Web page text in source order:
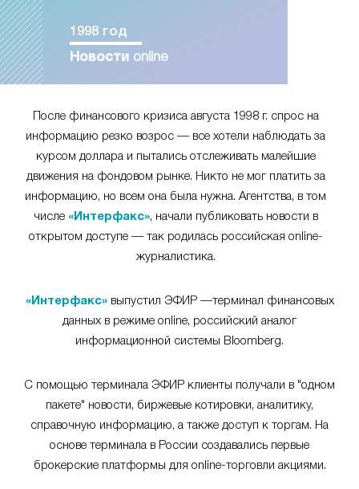
1998 год
Новости online
После финансового кризиса августа 1998 г. спрос на
информацию резко возрос — все хотели наблюдать за
курсом доллара и пытались отслеживать малейшие
движения на фондовом рынке. Никто не мог платить за
информацию, но всем она была нужна. Агентства, в том
числе «Интерфакс», начали публиковать новости в
открытом доступе — так родилась российская online-
журналистика.
«Интерфакс»выпустил ЭФИР —терминал финансовых
данных в режиме online, российский аналог
информационной системы Bloomberg.
С помощью терминала ЭФИР клиенты получали в "одном
пакете" новости, биржевые котировки, аналитику,
справочную информацию, а также доступ к торгам. На
основе терминала в России создавались первые
брокерские платформы для online-торговли акциями.